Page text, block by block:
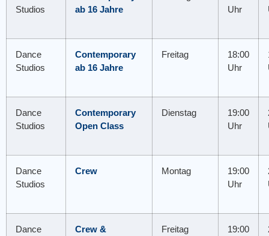
Studios
ab 16 Jahre
Uhr
Dance
Studios
Contemporary
ab 16 Jahre
Freitag
18:00
Uhr
Dance
Studios
Contemporary
Open Class
Dienstag
19:00
Uhr
Dance
Studios
Crew Montag
19:00
Uhr
Dance
Crew &
Freitag
19:00